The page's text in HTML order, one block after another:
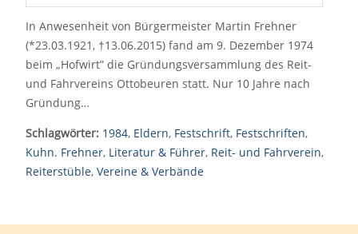
In Anwesenheit von Bürgermeister Martin Frehner
(*23.03.1921, †13.06.2015) fand am 9. Dezember 1974
beim „Hofwirt” die Gründungsversammlung des Reit-
und Fahrvereins Ottobeuren statt. Nur 10 Jahre nach
Gründung…
Schlagwörter: 1984, Eldern, Festschrift, Festschriften,
Kuhn. Frehner, Literatur & Führer, Reit- und Fahrverein,
Reiterstüble, Vereine & Verbände